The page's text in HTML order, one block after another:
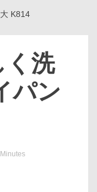
K814
く洗
パン